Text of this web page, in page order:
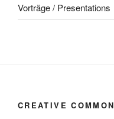
Vorträge / Presentations
CREATIVE